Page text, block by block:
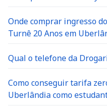
Onde comprar ingresso
Turnê 20 Anos em
Qual o telefone da
Como conseguir tarifa
Uberlândia como